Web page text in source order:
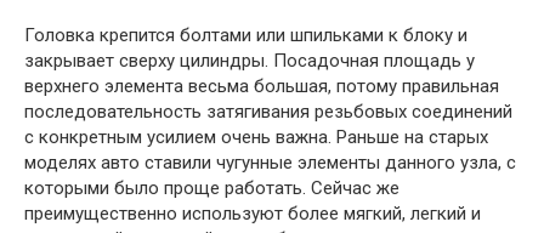
Головка крепится болтами или шпильками к блоку и
закрывает сверху цилиндры. Посадочная площадь у
верхнего элемента весьма большая, потому правильная
последовательность затягивания резьбовых соединений
с конкретным усилием очень важна. Раньше на старых
моделях авто ставили чугунные элементы данного узла, с
которыми было проще работать. Сейчас же
преимущественно используют более мягкий, легкий и